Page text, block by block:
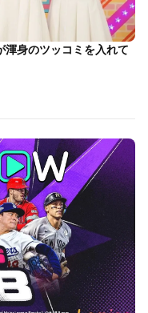
渾身のツッコミを入れて